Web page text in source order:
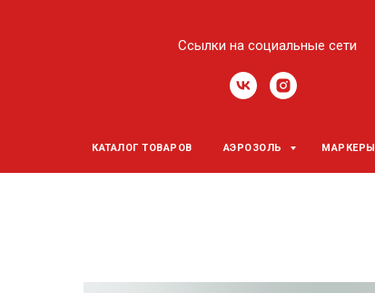
Ссылки на социальные сети
КАТАЛОГ ТОВАРОВ АЭРОЗОЛЬ МАРКЕРЫ